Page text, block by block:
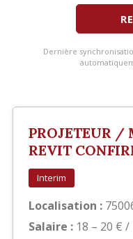
Dernière
PROJETEUR /
REVIT
Interim
Localisation :
Salaire : 18 – 20 € /